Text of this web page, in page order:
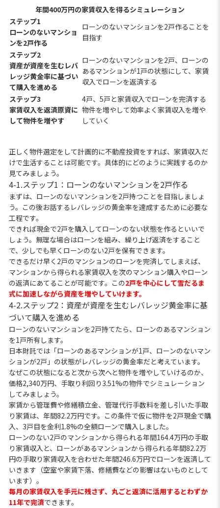
年間400万円の家賃収入を得るシミュレーション
ステップ1
ローンのないマンショ
ンを2戸作る
ローンのないマンションを2戸作ることを
目指す
ステップ2
資産が資産を生むレバ
レッジ黄金率に基づい
て購入を進める
ローンのないマンションを2戸、ローンの
あるマンションが1戸の状態にして、家賃
収入でローンを返済する
ステップ3
家賃収入を返済原資に
して物件を増やす
4戸、5戸と家賃収入でローンを完済する
物件を増やして効率よく家賃収入を増や
していく
正しく物件選定をして計画的に不動産投資をすれば、家賃収入だ
けで生活することは可能です。具体的にどのように実践するのか
見てみましょう。
4-1.ステップ1：ローンのないマンションを2戸作る
まずは、ローンのないマンションを2戸持つことを目指しましょ
う。この後お話するレバレッジの黄金率を達成するために必要な
工程です。
できれば現金で2戸を購入してローンのない状態を作るといいで
しょう。無理な場合はローンを組み、繰り上げ返済をすること
で、少しでも早くローンのない2戸を保有できます。
できるだけ早く2戸のマンションのローンを完済してしまえば、
マンションから得られる家賃収入を次のマンション購入やローン
の返済にあてることが可能です。この2戸を中心にして雪だるま
式に加速しながら資産を増やしていけます。
4-2.ステップ2：資産が資産を生むレバレッジ黄金率に基
づいて購入を進める
ローンのないマンションを2戸持てたら、ローンのあるマンション
を1戸所有します。
日本財託では「ローンのあるマンションが1戸、ローンのないマン
ションが2戸」の状態がレバレッジの黄金率だと考えています。
なぜこの状態になると次から次へと物件を増やしていけるのか、
価格2,340万円、手取り利回り3.51%の物件でシミュレーション
してみましょう。
家賃から管理費や修繕積立金、管理代行手数料を差し引いた手取
り家賃は、年間82.2万円です。この条件で仮に物件を2戸現金で購
入、3戸目を金利1.8%の全額ローンで購入しました。
ローンのない2戸のマンションから得られる年間164.4万円の手取
り家賃収入と、ローンがあるマンションから得られる年間82.2万
円の手取り家賃収入を合わせた年間246.6万円でローンを返済して
いきます（空室や家賃下落、修繕費などの影響はないものとして
います）。
毎月の家賃収入を手元に残さず、丸ごと返済に活用するとわずか
11年で完済できます。